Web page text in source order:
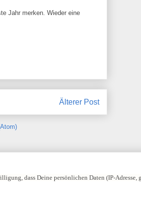
Jahr merken. Wieder eine
Älterer Post
dass Deine persönlichen Daten (IP-Adresse,